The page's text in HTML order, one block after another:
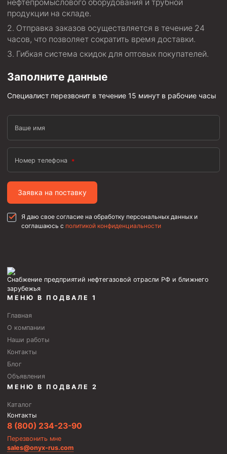
Пробки цементировочные
Скребки корончатые СК и тросовые СТ
Центраторы колонные
Башмаки колонные
Инструмент для бурения и КРС (ловильный, аварийный)
Пауки гидравлические
Желонки
Ерши механические
Труболовки
Фрезеры торцевые с фрезерующей воронкой и с
Фрезеры арбузообразные
Печати свинцовые
Фрезеры Барракуда
нефтепромыслового оборудования и трубной
продукции на складе.
Отправка заказов осуществляется в течение 24
часов, что позволяет сократить время доставки.
Гибкая система скидок для оптовых покупателей.
Заполните данные
Специалист перезвонит в течение 15 минут в рабочие часы
Ваше имя
Номер телефона
Заявка на поставку
Я даю свое согласие на обработку персональных данных и
соглашаюсь с политикой конфиденциальности
Снабжение предприятий нефтегазовой отрасли РФ и ближнего
зарубежья
МЕНЮ В ПОДВАЛЕ 1
Главная
О компании
Наши работы
Контакты
Блог
Объявления
МЕНЮ В ПОДВАЛЕ 2
Каталог
Контакты
8 (800) 234-23-90
Перезвонить мне
sales@onyx-rus.com